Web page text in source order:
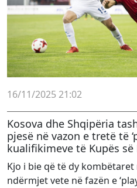
16/11/2025 21:02
Kosova dhe Shqipëria
pjesë në vazon e tretë të
kualifikimeve të Kupës së
Kjo i bie që të dy
ndërmjet vete në fazën e